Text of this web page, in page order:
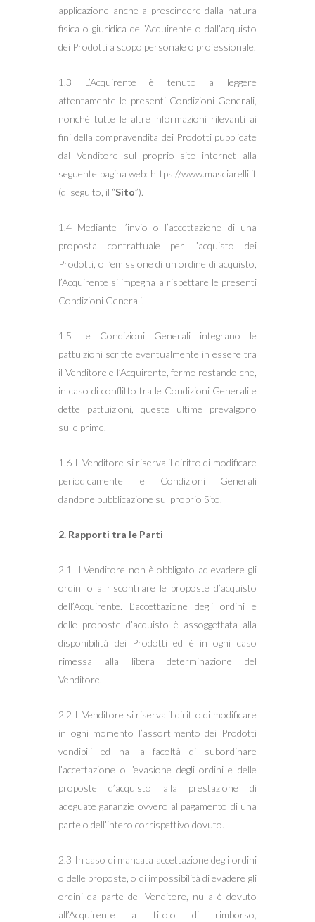
applicazione anche a prescindere dalla natura
fisica o giuridica dell’Acquirente o dall’acquisto
dei Prodotti a scopo personale o professionale.
1.3 L’Acquirente è tenuto a leggere
attentamente le presenti Condizioni Generali,
nonché tutte le altre informazioni rilevanti ai
fini della compravendita dei Prodotti pubblicate
dal Venditore sul proprio sito internet alla
seguente pagina web: https://www.masciarelli.it
(di seguito, il “Sito”).
1.4 Mediante l’invio o l’accettazione di una
proposta contrattuale per l’acquisto dei
Prodotti, o l’emissione di un ordine di acquisto,
l’Acquirente si impegna a rispettare le presenti
Condizioni Generali.
1.5 Le Condizioni Generali integrano le
pattuizioni scritte eventualmente in essere tra
il Venditore e l’Acquirente, fermo restando che,
in caso di conflitto tra le Condizioni Generali e
dette pattuizioni, queste ultime prevalgono
sulle prime.
1.6 Il Venditore si riserva il diritto di modificare
periodicamente le Condizioni Generali
dandone pubblicazione sul proprio Sito.
2. Rapporti tra le Parti
2.1 Il Venditore non è obbligato ad evadere gli
ordini o a riscontrare le proposte d’acquisto
dell’Acquirente. L’accettazione degli ordini e
delle proposte d’acquisto è assoggettata alla
disponibilità dei Prodotti ed è in ogni caso
rimessa alla libera determinazione del
Venditore.
2.2 Il Venditore si riserva il diritto di modificare
in ogni momento l’assortimento dei Prodotti
vendibili ed ha la facoltà di subordinare
l’accettazione o l’evasione degli ordini e delle
proposte d’acquisto alla prestazione di
adeguate garanzie ovvero al pagamento di una
parte o dell’intero corrispettivo dovuto.
2.3 In caso di mancata accettazione degli ordini
o delle proposte, o di impossibilità di evadere gli
ordini da parte del Venditore, nulla è dovuto
all’Acquirente a titolo di rimborso,